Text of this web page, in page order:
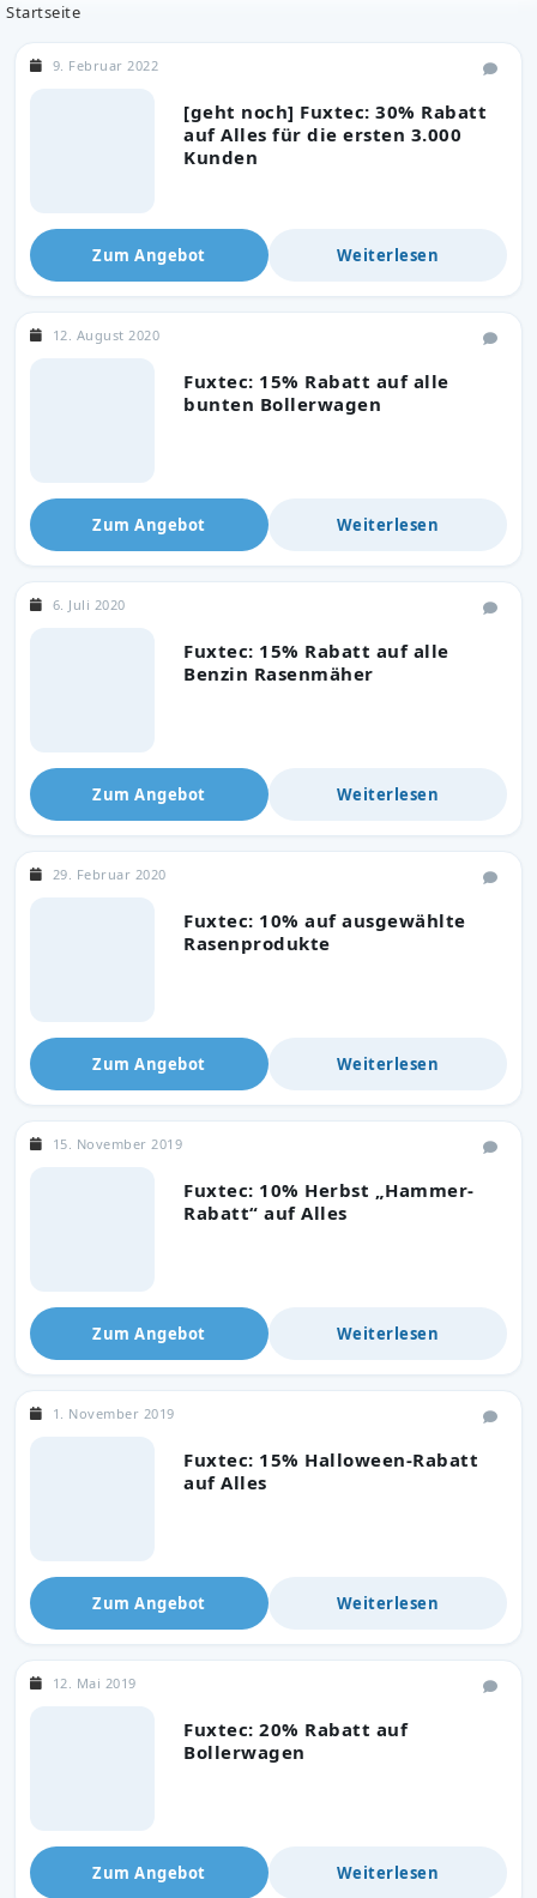
Startseite
[geht noch] Fuxtec: 30% Rabatt
auf Alles für die ersten 3.000
Kunden
9. Februar 2022
Zum Angebot Weiterlesen
Fuxtec: 15% Rabatt auf alle
bunten Bollerwagen
12. August 2020
Zum Angebot Weiterlesen
Fuxtec: 15% Rabatt auf alle
Benzin Rasenmäher
6. Juli 2020
Zum Angebot Weiterlesen
Fuxtec: 10% auf ausgewählte
Rasenprodukte
29. Februar 2020
Zum Angebot Weiterlesen
Fuxtec: 10% Herbst „Hammer-
Rabatt“ auf Alles
15. November 2019
Zum Angebot Weiterlesen
Fuxtec: 15% Halloween-Rabatt
auf Alles
1. November 2019
Zum Angebot Weiterlesen
Fuxtec: 20% Rabatt auf
Bollerwagen
12. Mai 2019
Zum Angebot Weiterlesen